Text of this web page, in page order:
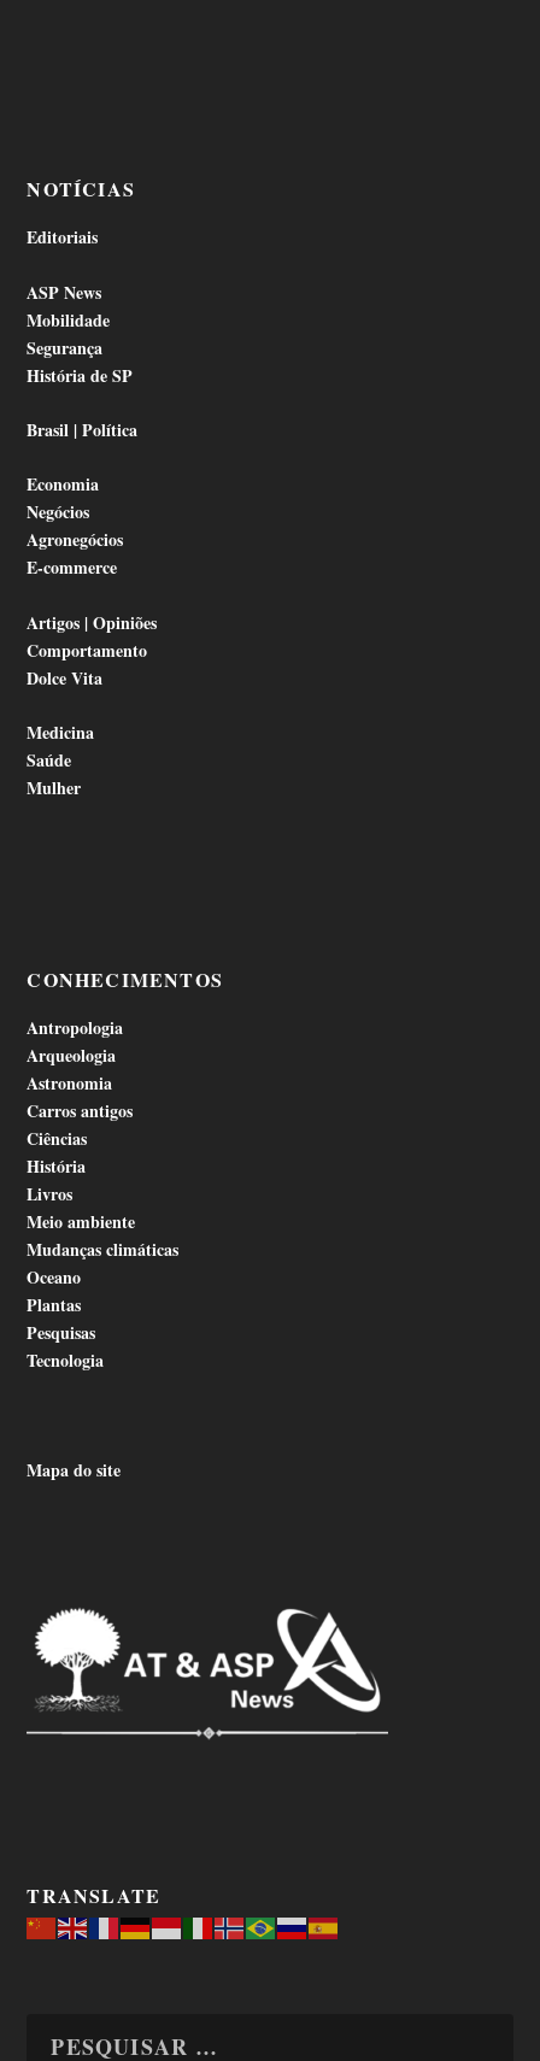
NOTÍCIAS
Editoriais
ASP News
Mobilidade
Segurança
História de SP
Brasil | Política
Economia
Negócios
Agronegócios
E-commerce
Artigos | Opiniões
Comportamento
Dolce Vita
Medicina
Saúde
Mulher
CONHECIMENTOS
Antropologia
Arqueologia
Astronomia
Carros antigos
Ciências
História
Livros
Meio ambiente
Mudanças climáticas
Oceano
Plantas
Pesquisas
Tecnologia
Mapa do site
TRANSLATE